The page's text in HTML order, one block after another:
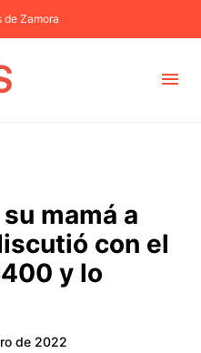
de Zamora
mamá a
con el
y lo
de 2022